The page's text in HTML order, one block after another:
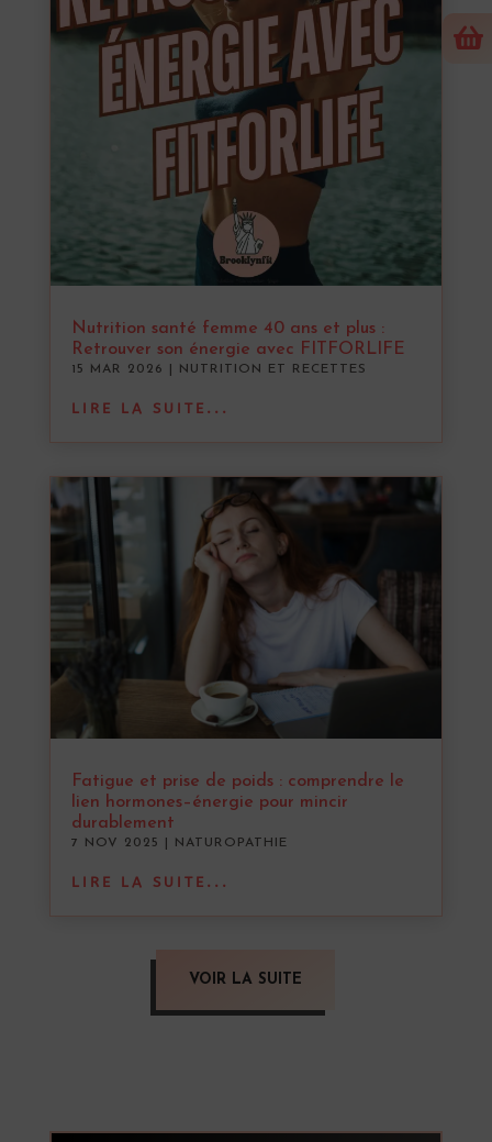
Nutrition santé femme 40 ans et plus :
Retrouver son énergie avec FITFORLIFE
15 MAR 2026 NUTRITION ET RECETTES
LIRE LA SUITE...
Fatigue et prise de poids : comprendre le
lien hormones–énergie pour mincir
durablement
7 NOV 2025 NATUROPATHIE
LIRE LA SUITE...
VOIR LA SUITE
